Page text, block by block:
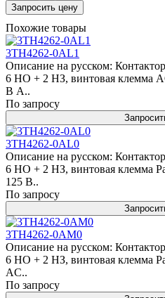
Запросить цену
Похожие товары
3TH4262-0AL1
Описание на русском:
6 НО + 2 НЗ, винтовая клемма
В A..
По запросу
3TH4262-0AL0
Описание на русском:
6 НО + 2 НЗ, винтовая клемма
125 В..
По запросу
3TH4262-0AM0
Описание на русском:
6 НО + 2 НЗ, винтовая клемма
AC..
По запросу